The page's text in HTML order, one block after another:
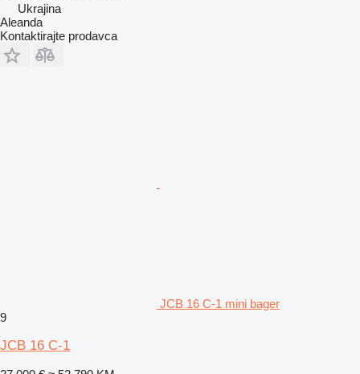
Ukrajina
Aleanda
Kontaktirajte prodavca
JCB 16 C-1 mini bager
9
JCB 16 C-1